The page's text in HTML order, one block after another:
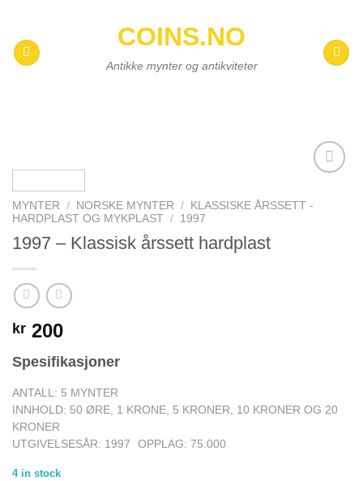
content
COINS.NO
Antikke mynter og antikviteter
wishlist
MYNTER / NORSKE MYNTER /
KLASSISKE ÅRSSETT -
HARDPLAST OG MYKPLAST / 1997
1997 – Klassisk årssett hardplast
kr 200
Spesifikasjoner
ANTALL: 5 MYNTER
INNHOLD: 50 ØRE, 1 KRONE, 5 KRONER, 10 KRONER OG 20
KRONER
UTGIVELSESÅR: 1997
OPPLAG: 75.000
4 in stock